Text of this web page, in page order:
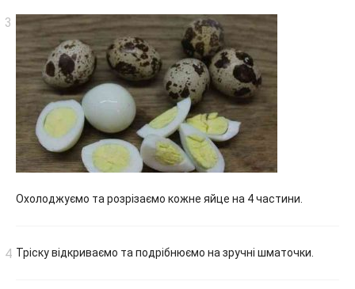
Охолоджуємо та розрізаємо кожне яйце на 4 частини.
Тріску відкриваємо та подрібнюємо на зручні шматочки.